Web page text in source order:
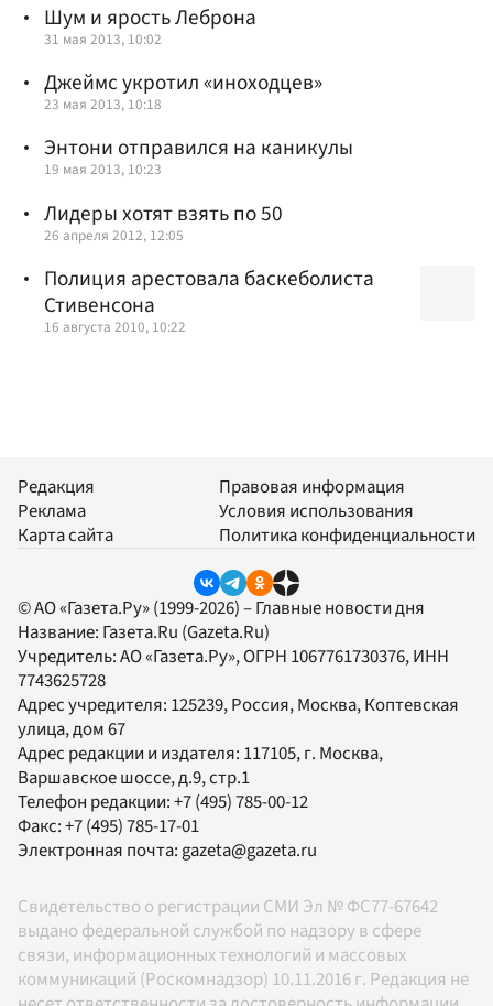
Шум и ярость Леброна
31 мая 2013, 10:02
Джеймс укротил «иноходцев»
23 мая 2013, 10:18
Энтони отправился на каникулы
19 мая 2013, 10:23
Лидеры хотят взять по 50
26 апреля 2012, 12:05
Полиция арестовала баскеболиста
Стивенсона
16 августа 2010, 10:22
Редакция
Реклама
Карта сайта
Правовая информация
Условия использования
Политика конфиденциальности
© АО «Газета.Ру» (1999-2026) – Главные новости дня
Название: Газета.Ru (Gazeta.Ru)
Учредитель:АО «Газета.Ру», ОГРН 1067761730376, ИНН
7743625728
Адрес учредителя: 125239, Россия, Москва, Коптевская
улица, дом 67
Адрес редакции и издателя: 117105, г. Москва,
Варшавское шоссе, д.9, стр.1
Телефон редакции:+7 (495) 785-00-12
Факс:+7 (495) 785-17-01
Электронная почта:gazeta@gazeta.ru
Свидетельство о регистрации СМИ Эл № ФС77-67642
выдано федеральной службой по надзору в сфере
связи, информационных технологий и массовых
коммуникаций (Роскомнадзор) 10.11.2016 г. Редакция не